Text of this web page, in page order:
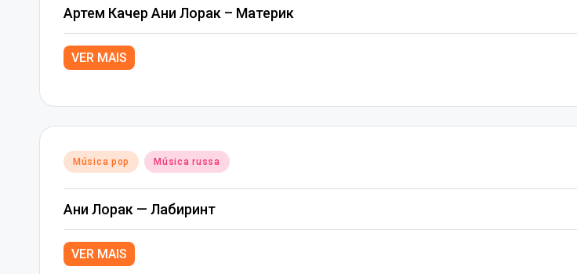
Артем Качер Ани Лорак – Материк
VER MAIS
Posted
Música pop Música russa
Ани Лорак — Лабиринт
VER MAIS